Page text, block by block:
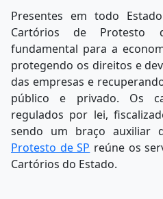
Presentes em todo
Cartórios de Protesto
fundamental para a
protegendo os direitos e
das empresas e
público e privado. Os
regulados por lei,
sendo um braço auxiliar
Protesto de SP reúne os
Cartórios do Estado.